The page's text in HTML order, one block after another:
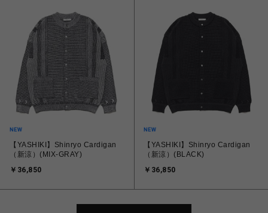
【YASHIKI】Shinryo Cardigan
（新涼）(MIX-GRAY)
￥36,850
【YASHIKI】Shinryo Cardigan
（新涼）(BLACK)
￥36,850